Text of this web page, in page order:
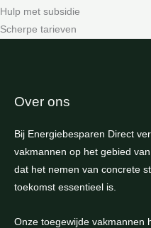
Hulp met subsidie
Scherpe tarieven
Over ons
Bij Energiebesparen Direct
vakmannen op het gebied
dat het nemen van concrete
toekomst essentieel is.
Onze toegewijde vakmannen